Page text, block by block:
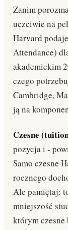
Zanim
uczciwie na
Harvard
Attendance)
akademickim
czego
Cambridge,
ją na
Czesne
pozycja i -
Samo czesne
rocznego
Ale pamiętaj:
mniejszość
którym czesne